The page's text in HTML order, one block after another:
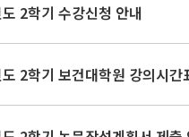
2학기 수강신청 안내